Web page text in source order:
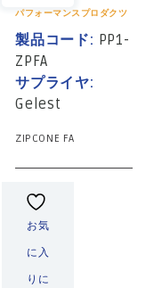
パフォーマンスプロダクツ
製品コード: PP1-
ZPFA
サプライヤ:
Gelest
ZIPCONE FA
お気
に入
りに